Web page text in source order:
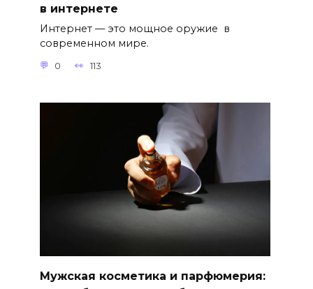
в интернете
Интернет — это мощное оружие в
современном мире.
0 113
Мужская косметика и парфюмерия: